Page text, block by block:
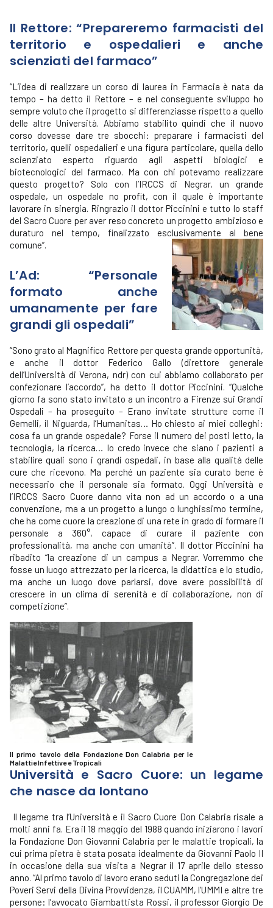
Il Rettore: “Prepareremo farmacisti del
territorio e ospedalieri e anche
scienziati del farmaco”
“L’idea di realizzare un corso di laurea in Farmacia è nata da
tempo – ha detto il Rettore – e nel conseguente sviluppo ho
sempre voluto che il progetto si differenziasse rispetto a quello
delle altre Università. Abbiamo stabilito quindi che il nuovo
corso dovesse dare tre sbocchi: preparare i farmacisti del
territorio, quelli ospedalieri e una figura particolare, quella dello
scienziato esperto riguardo agli aspetti biologici e
biotecnologici del farmaco. Ma con chi potevamo realizzare
questo progetto? Solo con l’IRCCS di Negrar, un grande
ospedale, un ospedale no profit, con il quale è importante
lavorare in sinergia. Ringrazio il dottor Piccinini e tutto lo staff
del Sacro Cuore per aver reso concreto un progetto ambizioso e
duraturo nel tempo, finalizzato esclusivamente al bene
comune”.
L’Ad: “Personale
formato anche
umanamente per fare
grandi gli ospedali”
“Sono grato al Magnifico Rettore per questa grande opportunità,
e anche il dottor Federico Gallo (direttore generale
dell’Università di Verona, ndr) con cui abbiamo collaborato per
confezionare l’accordo”, ha detto il dottor Piccinini. “Qualche
giorno fa sono stato invitato a un incontro a Firenze sui Grandi
Ospedali – ha proseguito – Erano invitate strutture come il
Gemelli, il Niguarda, l’Humanitas… Ho chiesto ai miei colleghi:
cosa fa un grande ospedale? Forse il numero dei posti letto, la
tecnologia, la ricerca… Io credo invece che siano i pazienti a
stabilire quali sono i grandi ospedali, in base alla qualità delle
cure che ricevono. Ma perché un paziente sia curato bene è
necessario che il personale sia formato. Oggi Università e
l’IRCCS Sacro Cuore danno vita non ad un accordo o a una
convenzione, ma a un progetto a lungo o lunghissimo termine,
che ha come cuore la creazione di una rete in grado di formare il
personale a 360°, capace di curare il paziente con
professionalità, ma anche con umanità”. Il dottor Piccinini ha
ribadito “la creazione di un campus a Negrar. Vorremmo che
fosse un luogo attrezzato per la ricerca, la didattica e lo studio,
ma anche un luogo dove parlarsi, dove avere possibilità di
crescere in un clima di serenità e di collaborazione, non di
competizione”.
Il primo tavolo della Fondazione Don Calabria per le
Malattie Infettive e Tropicali
Università e Sacro Cuore: un legame
che nasce da lontano
Il legame tra l’Università e il Sacro Cuore Don Calabria risale a
molti anni fa. Era il 18 maggio del 1988 quando iniziarono i lavori
la Fondazione Don Giovanni Calabria per le malattie tropicali, la
cui prima pietra è stata posata idealmente da Giovanni Paolo II
in occasione della sua visita a Negrar il 17 aprile dello stesso
anno. “Al primo tavolo di lavoro erano seduti la Congregazione dei
Poveri Servi della Divina Provvidenza, il CUAMM, l’UMMI e altre tre
persone: l’avvocato Giambattista Rossi, il professor Giorgio De